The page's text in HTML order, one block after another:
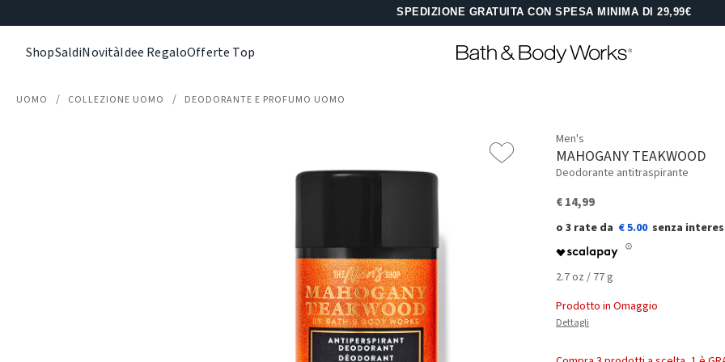
SPEDIZIONE GRATUITA CON SPESA MINIMA DI 29,99€
ShopSaldiNovitàIdee RegaloOfferte Top
UOMO COLLEZIONE UOMO DEODORANTE E PROFUMO UOMO
Men's
MAHOGANY TEAKWOOD
Deodorante antitraspirante
€ 14,99
€ 5.00
2.7 oz / 77 g
Prodotto in Omaggio
Dettagli